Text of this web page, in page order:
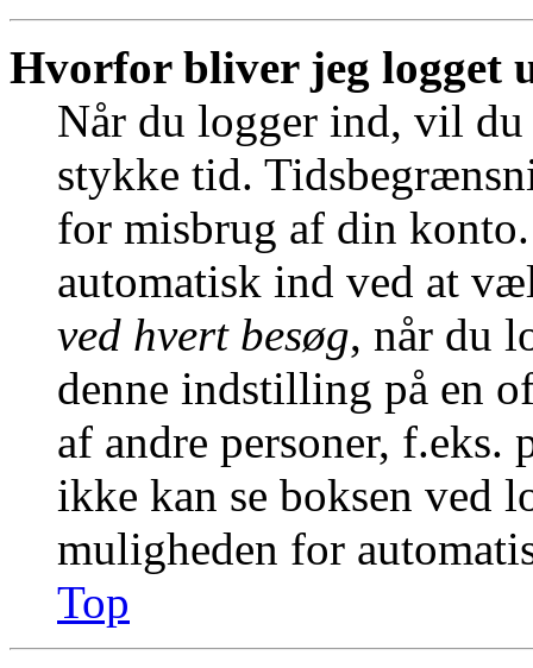
Hvorfor bliver jeg logget
Når du logger ind, vil
stykke tid.
for misbrug af din
automatisk ind ved at
ved hvert besøg, når du
denne indstilling på en
af andre personer,
ikke kan se boksen ved
muligheden for
Top